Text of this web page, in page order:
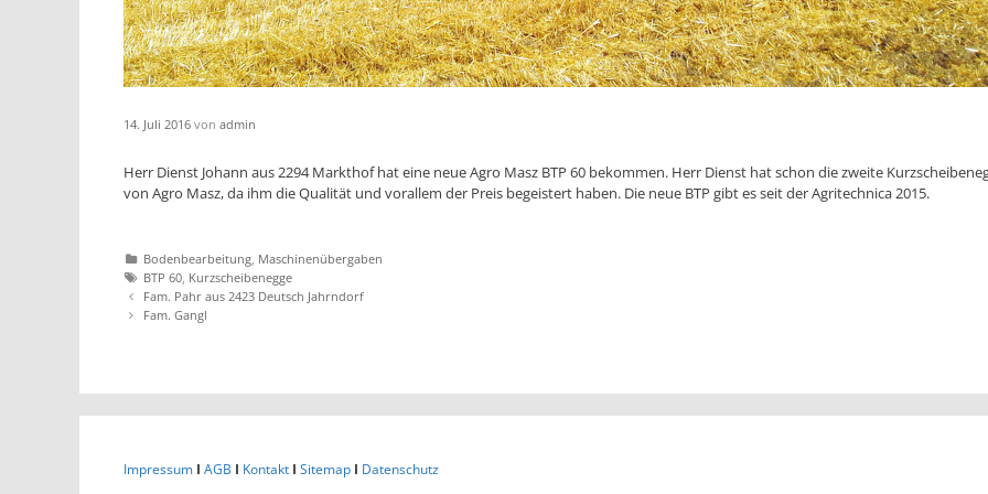
14. Juli 2016 von admin
Herr Dienst Johann aus 2294 Markthof hat eine neue Agro Masz BTP 60 bekommen. Herr Dienst hat schon die zweite
von Agro Masz, da ihm die Qualität und vorallem der Preis begeistert haben. Die neue BTP gibt es seit der Agritechnica 2015.
Katgeorien
Bodenbearbeitung Maschinenübergaben
Tags
BTP 60 Kurzscheibenegge
Artikel-
Navigation
Fam. Pahr aus 2423 Deutsch Jahrndorf
Fam. Gangl
Impressum I AGB I Kontakt I Sitemap I Datenschutz